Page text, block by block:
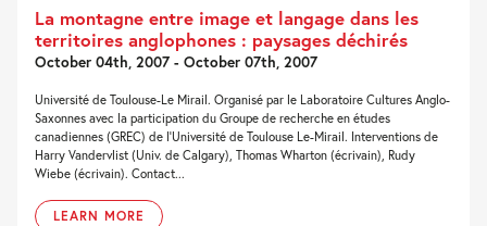
La montagne entre image et langage dans les
territoires anglophones : paysages déchirés
October 04th, 2007 - October 07th, 2007
Université de Toulouse-Le Mirail. Organisé par le Laboratoire Cultures Anglo-
Saxonnes avec la participation du Groupe de recherche en études
canadiennes (GREC) de l'Université de Toulouse Le-Mirail. Interventions de
Harry Vandervlist (Univ. de Calgary), Thomas Wharton (écrivain), Rudy
Wiebe (écrivain). Contact...
LEARN MORE